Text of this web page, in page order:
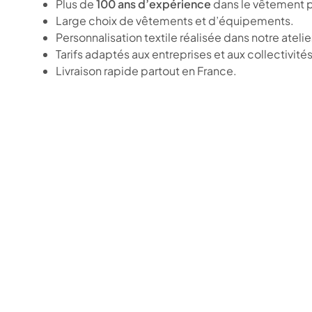
Plus de100 ans d’expérience dans le vêtement
Large choix de vêtements et d’équipements.
Personnalisation textile réalisée dans notre
Tarifs adaptés aux entreprises et aux
Livraison rapide partout en France.